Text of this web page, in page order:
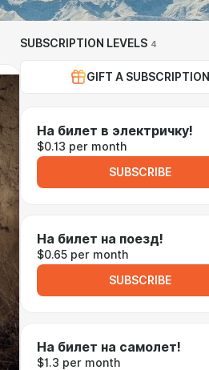
SUBSCRIPTION LEVELS 4
GIFT A SUBSCRIPTION
На билет в электричку!
$0.13 per month
SUBSCRIBE
На билет на поезд!
$0.65 per month
SUBSCRIBE
На билет на самолет!
$1.3 per month